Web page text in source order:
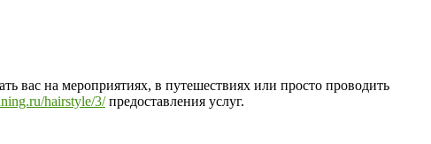
вас на мероприятиях, в путешествиях или просто проводить
hairstyle/3/предоставления услуг.